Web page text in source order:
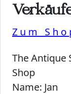
Zum
The Antique
Shop
Name: Jan